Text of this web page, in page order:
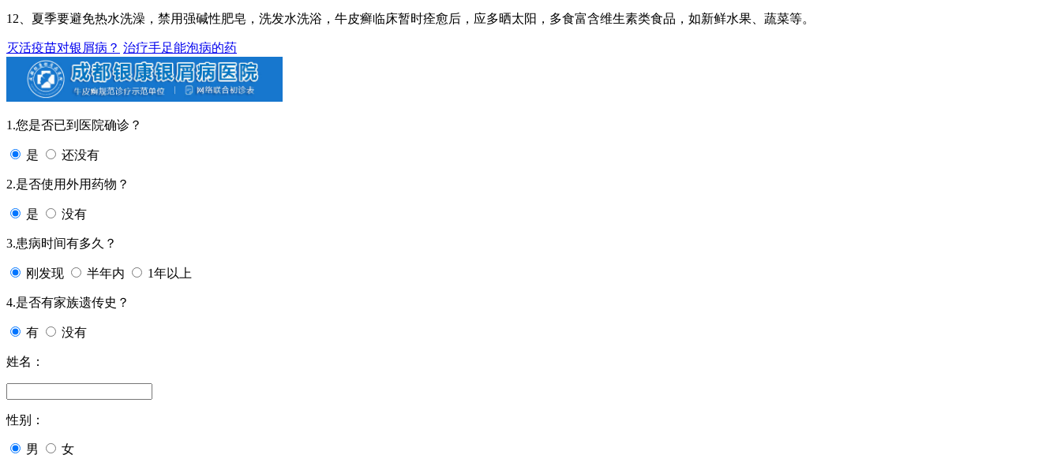
12、夏季要避免热水洗澡，禁用强碱性肥皂，洗发水洗浴，牛皮癣临床暂时痊愈后，应多晒太阳，多食富含维生素类食品，如新鲜水果、蔬菜等。
灭活疫苗对银屑病？ 治疗手足能泡病的药
1.您是否已到医院确诊？
是 还没有
2.是否使用外用药物？
是 没有
3.患病时间有多久？
刚发现 半年内 1年以上
4.是否有家族遗传史？
有 没有
姓名：
性别：
男 女